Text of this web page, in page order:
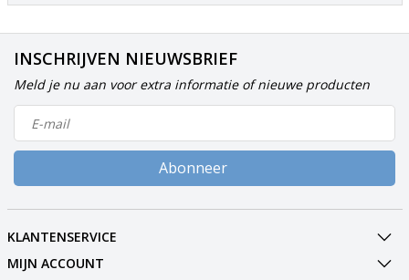
INSCHRIJVEN NIEUWSBRIEF
Meld je nu aan voor extra informatie of nieuwe producten
Abonneer
KLANTENSERVICE
MIJN ACCOUNT